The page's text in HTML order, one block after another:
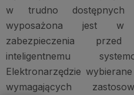
w trudno dostępnych
wyposażona jest w
zabezpieczenia
inteligentnemu
Elektronarzędzie
wymagających